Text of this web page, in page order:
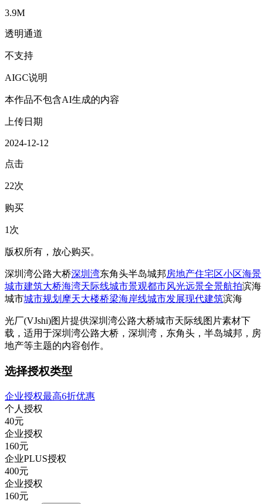
3.9M
透明通道
不支持
AIGC说明
本作品不包含AI生成的内容
上传日期
2024-12-12
点击
22次
购买
1次
版权所有，放心购买。
深圳湾公路大桥深圳湾东角头半岛城邦房地产住宅区小区海景
城市建筑大桥海湾天际线城市景观都市风光远景全景航拍滨海
城市城市规划 摩天大楼桥梁海岸线城市发展现代建筑滨海
光厂(VJshi)图片提供深圳湾公路大桥城市天际线图片素材下
载，适用于深圳湾公路大桥，深圳湾，东角头，半岛城邦，房
地产等主题的内容创作。
选择授权类型
企业授权最高6折优惠
个人授权
40元
企业授权
160元
企业PLUS授权
400元
企业授权
160元